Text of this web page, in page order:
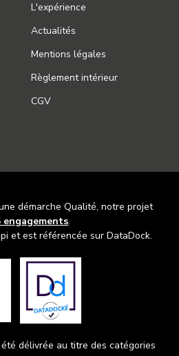
L'expérience
Actualités
Mentions légales
Règlement intérieur
CGV
démarche Qualité, notre projet
engagements.
et est référencée sur DataDock.
délivrée au titre des catégories